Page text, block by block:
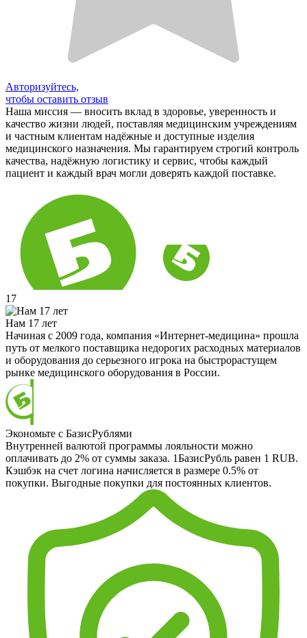
Авторизуйтесь,
чтобы оставить отзыв
Наша миссия — вносить вклад в здоровье, уверенность и
качество жизни людей, поставляя медицинским учреждениям
и частным клиентам надёжные и доступные изделия
медицинского назначения. Мы гарантируем строгий контроль
качества, надёжную логистику и сервис, чтобы каждый
пациент и каждый врач могли доверять каждой поставке.
17
Нам 17 лет
Начиная с 2009 года, компания «Интернет-медицина» прошла
путь от мелкого поставщика недорогих расходных материалов
и оборудования до серьезного игрока на быстрорастущем
рынке медицинского оборудования в России.
Экономьте с БазисРублями
Внутренней валютой программы лояльности можно
оплачивать до 2% от суммы заказа. 1БазисРубль равен 1 RUB.
Кэшбэк на счет логина начисляется в размере 0.5% от
покупки. Выгодные покупки для постоянных клиентов.